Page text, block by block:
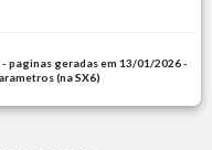
paginas geradas em 13/01/2026 -
(na SX6)